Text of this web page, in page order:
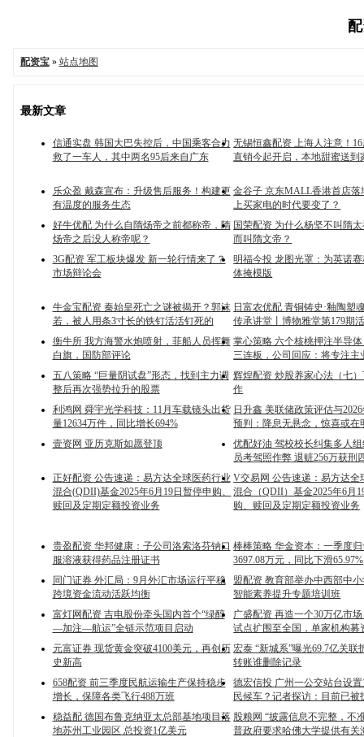
配资宝» 站点地图
最新文章
信通实盘 韩国大巴失控后，中国乘客合力
救了一车人，其中两名95后来自广东
无锡恒鑫配资 上海人注意！
直销今起开启，本地甜蜜送到
乐众盈 戴森宣布：升级售后服务！构建更
有温度的服务生态
金谷子 京东MALL香港首店落
上买家电的时代要变了？
好牛优配 为什么自隋炀帝之前都称帝，隋
炀帝之后没人称帝呢？
国荣配资 为什么杨坚不叫隋
而叫隋文帝？
3G配资 军工板块爆发 新一轮行情来了？
市场辩论会
明福今投 龙图光罩：为英诺
体掩模版
牛金宝配资 秦始皇死亡之谜被揭开？郭沫
若，被人用条3寸长的铁钉活活钉死的
日富农优配 青铜铸史·釉陶
传承讲堂丨博物雅堂第179期
衡牛所 我方海警水炮喷射，菲船人员挥舞
白旗，国防部评论
掌心策略 六个核桃押注半导
三连板，公司回应：将专注主
五八策略 “巨量阴试盘”形态，找到主力调
整后再次强势拉升的股票
辉煌配资 炒股养家心法（七
作
利鸿网 舜宇光学科技：11月车载镜头出货
量12634万件，同比增长694%
日升鑫 美联储政策评估与
预判：降息无悬念，惊喜或在
壹资网 亚历克斯如愿登顶
优配好油 驾校校长纠集多人组
员考驾照作弊 退赃256万获刑
正好配资 公告速递：易方达全球医药行业
混合(QDII)基金2025年6月19日暂停申购、
赎回及定期定额投资业务
V交易网 公告速递：易方达全
混合（QDII）基金2025年6月
购、赎回及定期定额投资业务
贵盈配资 华邦健康：子公司洛索洛芬钠口
服溶液获得药品注册证书
棒棒策略 华金资本：一季度
3697.08万元，同比下滑65.97%
同门证券 外汇局：9月外汇市场运行平稳
跨境资金流动活跃均衡
盟配资 教育部举办中西部中
智能素养提升专题培训班
富灯网配资 吉电股份牵头国内首个“绿醇
—加注—航运”全链示范项目启动
广盛配资 再造一个30万亿市
试点扩围至全国，单家机构募
元富证券 现货黄金突破4100美元，再创历
史新高
宏泰 “新城系”曝光69.7亿关联
转账谁删除记录
658配资 前三季度民航运输生产保持稳步
增长，保障各类飞行488万班
德宏信投 广州一公交站台设
民候车？记者探访：目前已被
稳益配 德国布鲁克纳亚太总部基地项目落
地苏州工业园区 总投资1亿美元
股粮网 “披露信息不完整，不
普政府要求哈佛大学提供有关